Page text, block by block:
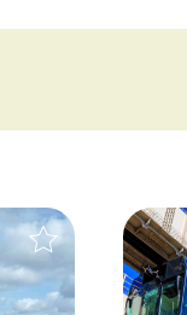
味